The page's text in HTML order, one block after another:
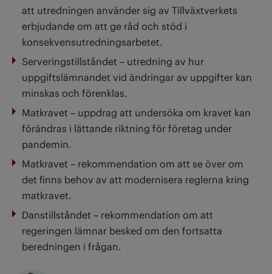
att utredningen använder sig av Tillväxtverkets
erbjudande om att ge råd och stöd i
konsekvensutredningsarbetet.
Serveringstillståndet – utredning av hur
uppgiftslämnandet vid ändringar av uppgifter kan
minskas och förenklas.
Matkravet – uppdrag att undersöka om kravet kan
förändras i lättande riktning för företag under
pandemin.
Matkravet – rekommendation om att se över om
det finns behov av att modernisera reglerna kring
matkravet.
Danstillståndet – rekommendation om att
regeringen lämnar besked om den fortsatta
beredningen i frågan.